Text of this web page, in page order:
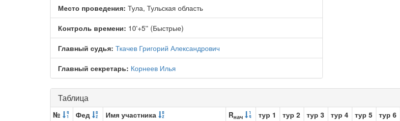
Место проведения: Тула, Тульская область
Контроль времени: 10'+5'' (Быстрые)
Главный судья: Ткачев Григорий Александрович
Главный секретарь: Корнеев Илья
Таблица
№ Фед Имя участника Rнач тур 1 тур 2 тур 3 тур 4 тур 5 тур 6